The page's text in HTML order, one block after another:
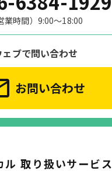
業時間）9:00～18:00
ェブで問い合わせ
お問い合わせ
ル 取り扱いサービス